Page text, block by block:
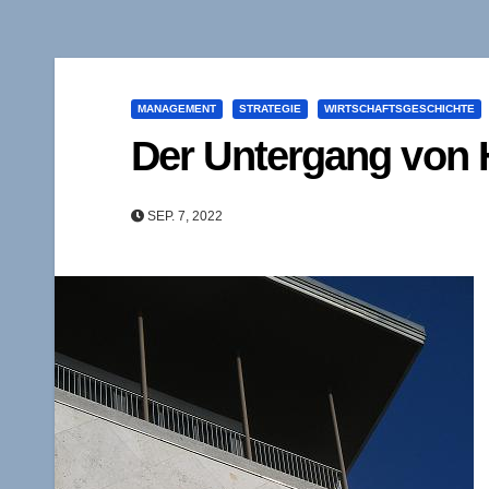
MANAGEMENT STRATEGIE WIRTSCHAFTSGESCHICHTE
Der Untergang von
SEP. 7, 2022